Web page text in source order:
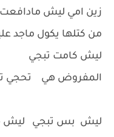
زين امي ليش
من كتلها يكول ماجد
ليش كامت تبجي
المفروض هي تحجي
ليش بس تبجي ليش